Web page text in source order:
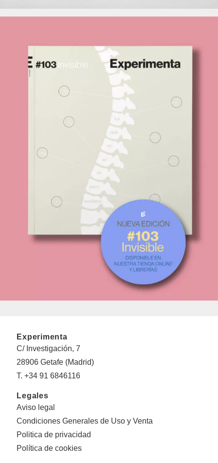
Experimenta
C/ Investigación, 7
28906 Getafe (Madrid)
T. +34 91 6846116
Legales
Aviso legal
Condiciones Generales de Uso y Venta
Politica de privacidad
Política de cookies